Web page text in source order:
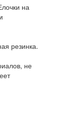
на
резинка.
не